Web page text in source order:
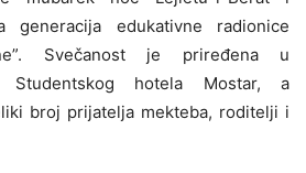
generacija edukativne radionice
Svečanost je priređena u
Studentskog hotela Mostar, a
broj prijatelja mekteba, roditelji i